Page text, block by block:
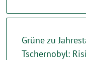
Grüne zu
Tschernobyl: